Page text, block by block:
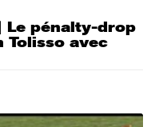
Le pénalty-drop
Tolisso avec